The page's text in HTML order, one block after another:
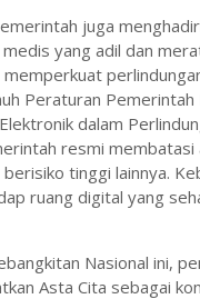
juga
yang adil dan
Peraturan
dalam
resmi
tinggi lainnya.
ruang digital yang
Nasional ini,
Asta Cita sebagai